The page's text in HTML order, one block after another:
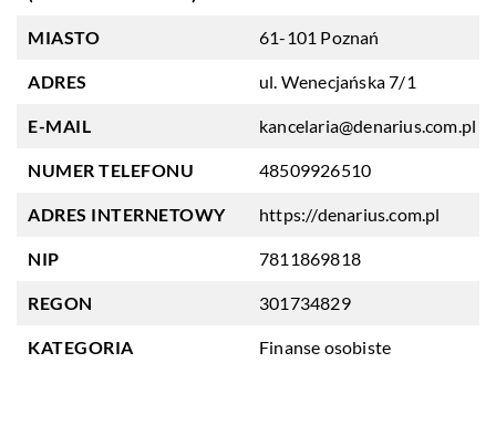
MIASTO 61-101 Poznań
ADRES ul. Wenecjańska 7/1
E-MAIL kancelaria@denarius.com.pl
NUMER TELEFONU 48509926510
ADRES INTERNETOWY https://denarius.com.pl
NIP 7811869818
REGON 301734829
KATEGORIA Finanse osobiste